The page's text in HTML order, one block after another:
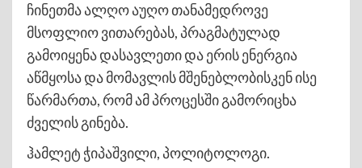
ჩინეთმა ალღო აუღო თანამედროვე
მსოფლიო ვითარებას, პრაგმატულად
გამოიყენა დასავლეთი და ერის ენერგია
აწმყოსა და მომავლის მშენებლობისკენ ისე
წარმართა, რომ ამ პროცესში გამორიცხა
ძველის გინება.
ჰამლეტ ჭიპაშვილი, პოლიტოლოგი.